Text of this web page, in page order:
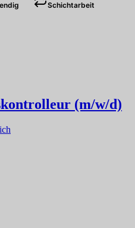
Schichtarbeit
(m/w/d)